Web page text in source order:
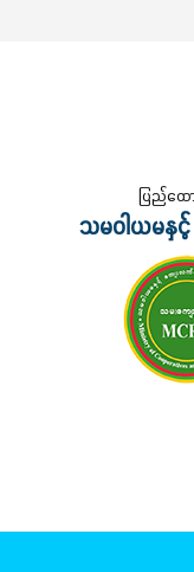
ပြည်ထေ
သမဝါယမနှင့်